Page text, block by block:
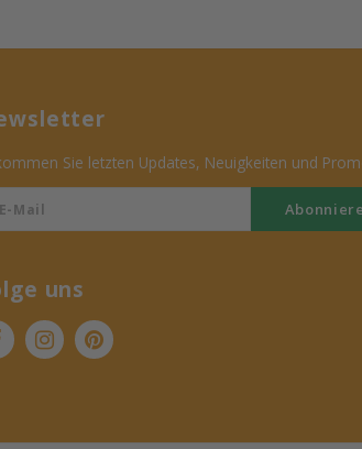
Sie letzten Updates, Neuigkeiten und
uns